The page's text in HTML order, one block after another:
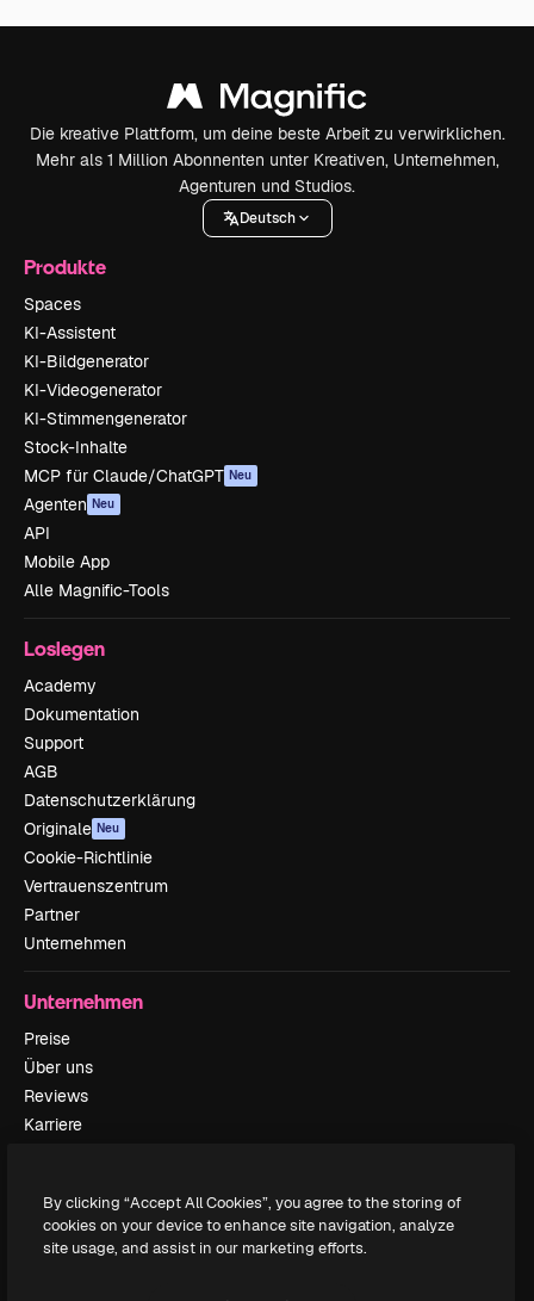
Die kreative Plattform, um deine beste Arbeit zu verwirklichen.
Mehr als 1 Million Abonnenten unter Kreativen, Unternehmen,
Agenturen und Studios.
Deutsch
Produkte
Spaces
KI-Assistent
KI-Bildgenerator
KI-Videogenerator
KI-Stimmengenerator
Stock-Inhalte
MCP für Claude/ChatGPT Neu
Agenten Neu
API
Mobile App
Alle Magnific-Tools
Loslegen
Academy
Dokumentation
Support
AGB
Datenschutzerklärung
Originale Neu
Cookie-Richtlinie
Vertrauenszentrum
Partner
Unternehmen
Unternehmen
Preise
Über uns
Reviews
Karriere
Veranstaltungen
Slidesgo
By clicking “Accept All Cookies”, you agree to the storing of
cookies on your device to enhance site navigation, analyze
site usage, and assist in our marketing efforts.